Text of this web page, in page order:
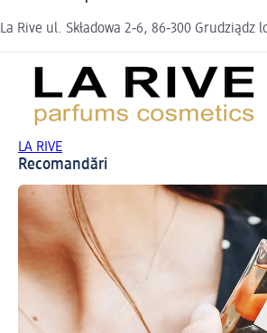
La Rive ul. Składowa 2‑6, 86‑300 Grudziądz
LA RIVE
Recomandări